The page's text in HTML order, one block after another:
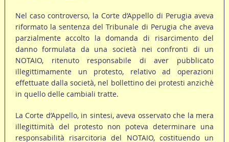
Nel caso controverso, la Corte d’Appello di Perugia aveva
riformato la sentenza del Tribunale di Perugia che aveva
parzialmente accolto la domanda di risarcimento del
danno formulata da una società nei confronti di un
NOTAIO, ritenuto responsabile di aver pubblicato
illegittimamente un protesto, relativo ad operazioni
effettuate dalla società, nel bollettino dei protesti anzichè
in quello delle cambiali tratte.
La Corte d’Appello, in sintesi, aveva osservato che la mera
illegittimità del protesto non poteva determinare una
responsabilità risarcitoria del NOTAIO, costituendo un